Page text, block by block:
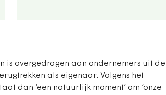
is overgedragen aan ondernemers uit de
als eigenaar. Volgens het
dan ‘een natuurlijk moment’ om ‘onze